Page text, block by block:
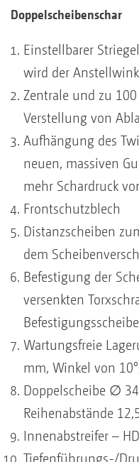
Doppelscheibenschar
Einstellbarer
wird der
Zentrale und zu
Verstellung von
Aufhängung des
neuen, massiven
mehr Schardruck
Frontschutzblech
Distanzscheiben
dem
Befestigung der
versenkten
Wartungsfreie
mm, Winkel von
Doppelscheibe ∅
Reihenabstände
Innenabstreifer –
Tiefenführungs-/